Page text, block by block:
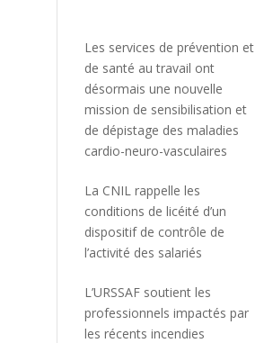
Les services de prévention et
de santé au travail ont
désormais une nouvelle
mission de sensibilisation et
de dépistage des maladies
cardio-neuro-vasculaires
La CNIL rappelle les
conditions de licéité d’un
dispositif de contrôle de
l’activité des salariés
L’URSSAF soutient les
professionnels impactés par
les récents incendies